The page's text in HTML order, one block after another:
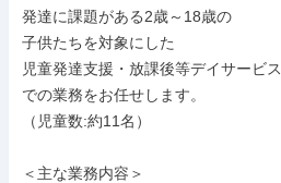
発達に課題がある2歳～18歳の
子供たちを対象にした
児童発達支援・放課後等デイサービス
での業務をお任せします。
（児童数:約11名）
＜主な業務内容＞